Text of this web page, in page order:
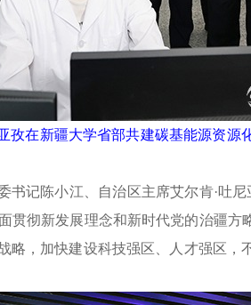
孜在新疆大学省部共建碳基能源资
记陈小江、自治区主席艾尔肯·吐
贯彻新发展理念和新时代党的治疆
略，加快建设科技强区、人才强区